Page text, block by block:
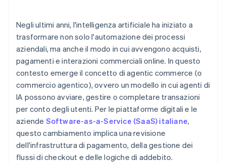
Negli ultimi anni, l'intelligenza artificiale ha iniziato a
trasformare non solo l'automazione dei processi
aziendali, ma anche il modo in cui avvengono acquisti,
pagamenti e interazioni commerciali online. In questo
contesto emerge il concetto di agentic commerce (o
commercio agentico), ovvero un modello in cui agenti di
IA possono avviare, gestire o completare transazioni
per conto degli utenti. Per le piattaforme digitali e le
aziende Software-as-a-Service (SaaS) italiane,
questo cambiamento implica una revisione
dell'infrastruttura di pagamento, della gestione dei
flussi di checkout e delle logiche di addebito.